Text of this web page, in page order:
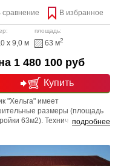
сравнение В избранное
x 9,0 м
площадь:
63 м2
Купить
1 480 100 руб
подробнее
"Хельга" имеет
размеры (площадь
63м2). Техническая часть
применяется